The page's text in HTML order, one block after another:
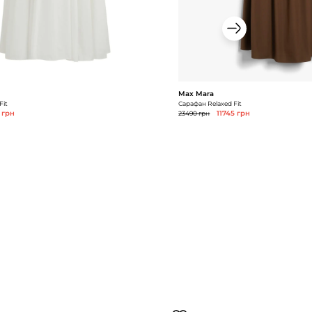
грн
Max Mara
Сарафан Relaxed Fit
23490 грн
11745 грн